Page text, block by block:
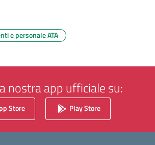
e personale ATA
nostra app ufficiale su:
Store Play Store